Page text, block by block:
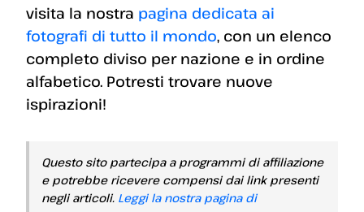
visita la nostra pagina dedicata ai
fotografi di tutto il mondo, con un elenco
completo diviso per nazione e in ordine
alfabetico. Potresti trovare nuove
ispirazioni!
Questo sito partecipa a programmi di affiliazione
e potrebbe ricevere compensi dai link presenti
negli articoli. Leggi la nostra pagina di